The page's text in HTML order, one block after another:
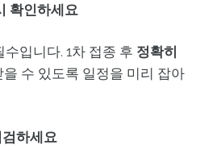
확인하세요
입니다. 1차 접종 후 정확히
을 수 있도록 일정을 미리 잡아
하세요